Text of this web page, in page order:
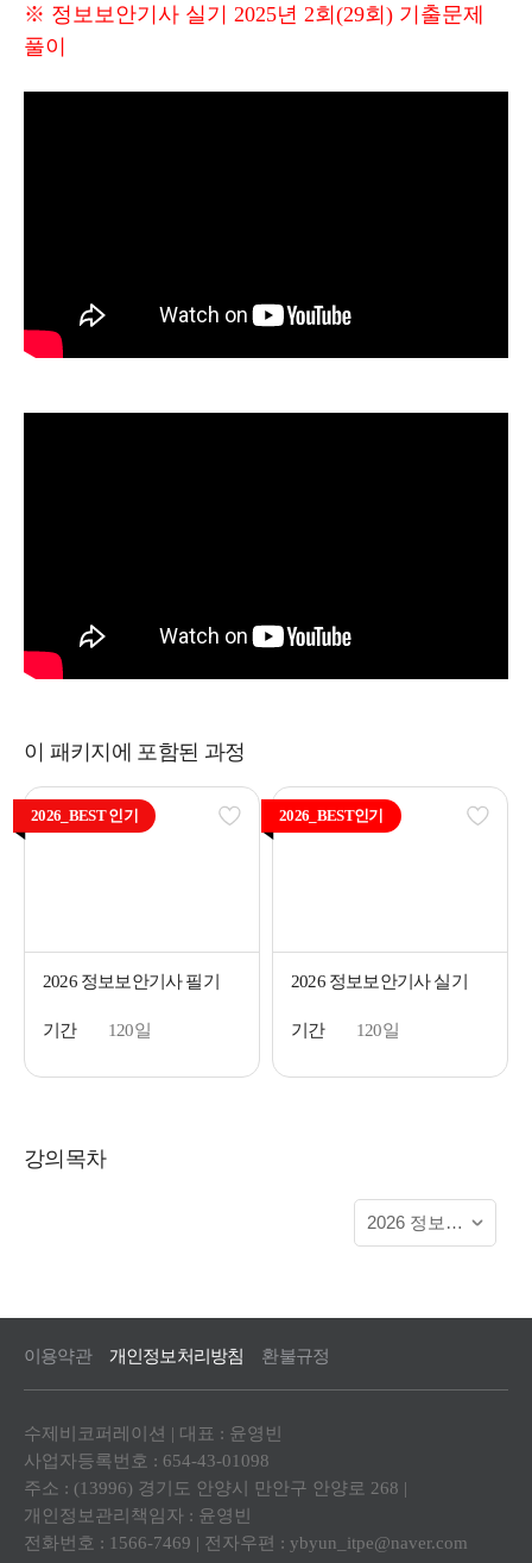
※ 정보보안기사 실기 2025년 2회(29회) 기출문제
풀이
이 패키지에 포함된 과정
2026_BEST 인기
2026 정보보안기사 필기
기간 120일
2026_BEST인기
2026 정보보안기사 실기
기간 120일
강의목차
이용약관 개인정보처리방침 환불규정
수제비코퍼레이션 | 대표 : 윤영빈
사업자등록번호 : 654-43-01098
주소 : (13996) 경기도 안양시 만안구 안양로 268 |
개인정보관리책임자 : 윤영빈
전화번호 : 1566-7469 | 전자우편 : ybyun_itpe@naver.com